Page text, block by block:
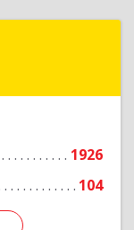
1926
104
Подробнее